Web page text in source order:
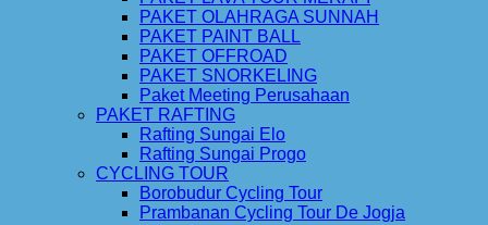
PAKET OLAHRAGA SUNNAH
PAKET PAINT BALL
PAKET OFFROAD
PAKET SNORKELING
Paket Meeting Perusahaan
PAKET RAFTING
Rafting Sungai Elo
Rafting Sungai Progo
CYCLING TOUR
Borobudur Cycling Tour
Prambanan Cycling Tour De Jogja